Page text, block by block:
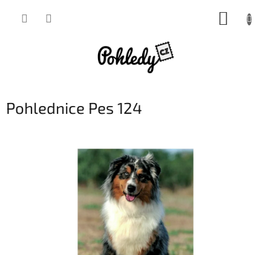
Pohlednice Pes 124